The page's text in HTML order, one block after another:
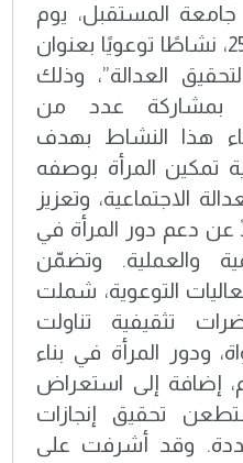
جامعة المستقبل، يوم
السبت الموافق 25/4/2026، نشاطًا توعويًا بعنوان
العدالة”، وذلك
بمشاركة عدد من
هذا النشاط بهدف
تمكين المرأة بوصفه
الاجتماعية، وتعزيز
عن دعم دور المرأة في
والعملية. وتضمّن
التوعوية، شملت
تثقيفية تناولت
ودور المرأة في بناء
إضافة إلى استعراض
تحقيق إنجازات
وقد أشرفت على